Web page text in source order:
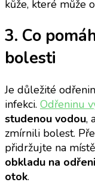
kůže, které může
3. Co
bolesti
Je důležité
infekci. Odřeninu
studenou vodou,
zmírnili bolest.
přidržujte na
obkladu na
otok.